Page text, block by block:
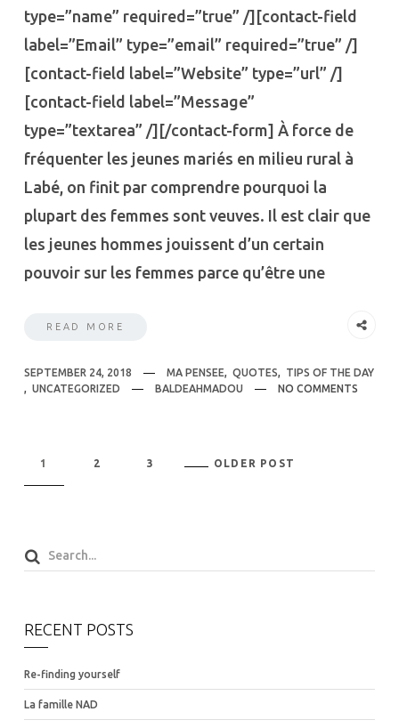
type=”name” required=”true” /][contact-field
label=”Email” type=”email” required=”true” /]
[contact-field label=”Website” type=”url” /]
[contact-field label=”Message”
type=”textarea” /][/contact-form] À force de
fréquenter les jeunes mariés en milieu rural à
Labé, on finit par comprendre pourquoi la
plupart des femmes sont veuves. Il est clair que
les jeunes hommes jouissent d’un certain
pouvoir sur les femmes parce qu’être une
READ MORE
SEPTEMBER 24, 2018 MA PENSEE QUOTES
TIPS OF THE DAY
UNCATEGORIZED BALDEAHMADOU NO COMMENTS
1 2 3 OLDER POST
RECENT POSTS
Re-finding yourself
La famille NAD